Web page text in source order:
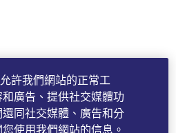
許我們網站的正常工
廣告、提供社交媒體功
同社交媒體、廣告和分
使用我們網站的信息。